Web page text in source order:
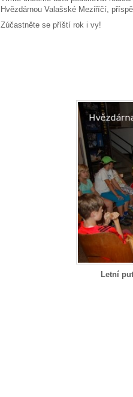
Hvězdárnou Valašské Meziříčí,
Zúčastněte se příští rok i vy!
Letní